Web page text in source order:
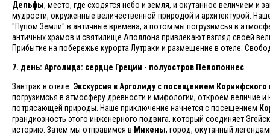
Дельфы, место, где сходятся небо и земля, и окутанное величием и
мудрости, окруженные величественной природой и архитектурой.
"Пупом Земли" в античные времена, а потом мы погрузимсья в
античных храмов и святилище Аполлона привлекают взгляд своей
Прибытие на побережье курорта Лутраки и размещение в отеле.
7. день: Арголида: сердце Греции - полуостров Пелопоннес
Завтрак в отеле. Экскурсия в Арголиду с посещением
погрузимсья в атмосферу древности и мифологии, откроем величие
потрясающей природы. Наше приключение начнется с посещением
грандиозность этого инженерного подвига, который соединяет
историю. Затем мы отправимся в Микены, город, окутанный